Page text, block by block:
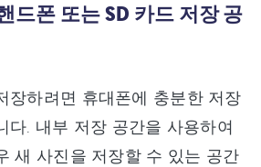
드폰 또는 SD 카드 저장 공
장하려면 휴대폰에 충분한 저장
다. 내부 저장 공간을 사용하여
새 사진을 저장할 수 있는 공간